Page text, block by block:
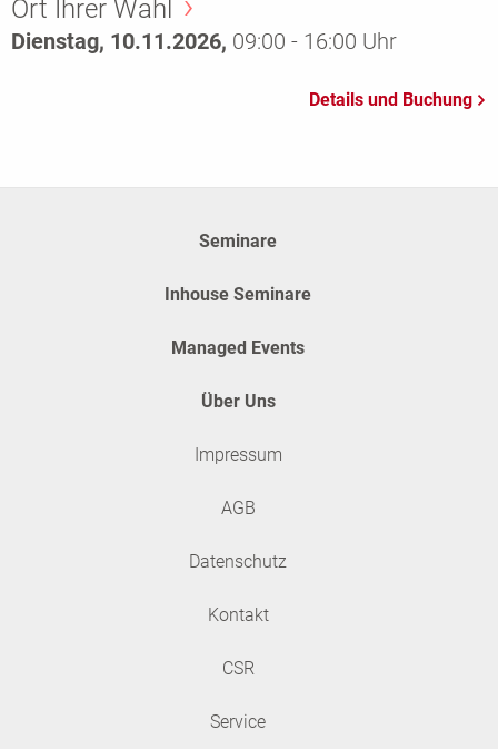
Ort Ihrer Wahl
Dienstag, 10.11.2026, 09:00 - 16:00 Uhr
Seminare
Inhouse Seminare
Managed Events
Über Uns
Impressum
AGB
Datenschutz
Kontakt
CSR
Service